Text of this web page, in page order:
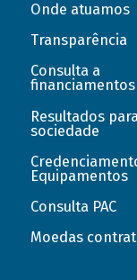
Onde atuamos
Transparência
Consulta a
financiamentos
Resultados
sociedade
Equipamentos
Consulta PAC
Moedas